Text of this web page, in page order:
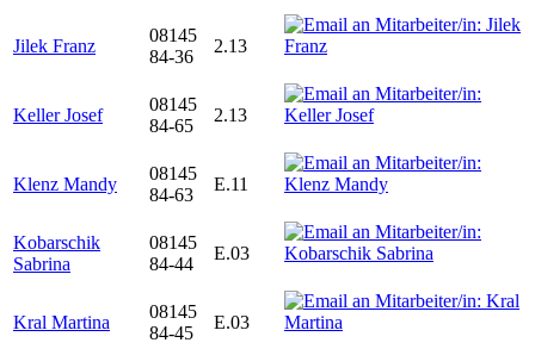
Jilek Franz
08145
84-36
2.13
Keller Josef
08145
84-65
2.13
Klenz Mandy
08145
84-63
E.11
Kobarschik
Sabrina
08145
84-44
E.03
Kral Martina
08145
84-45
E.03